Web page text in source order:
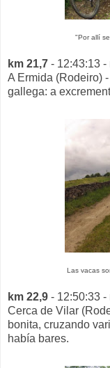
"Por allí
km 21,7 - 12:43:13 -
A Ermida (Rodeiro)
gallega: a
Las vacas
km 22,9 - 12:50:33 -
Cerca de Vilar
bonita, cruzando
había bares.